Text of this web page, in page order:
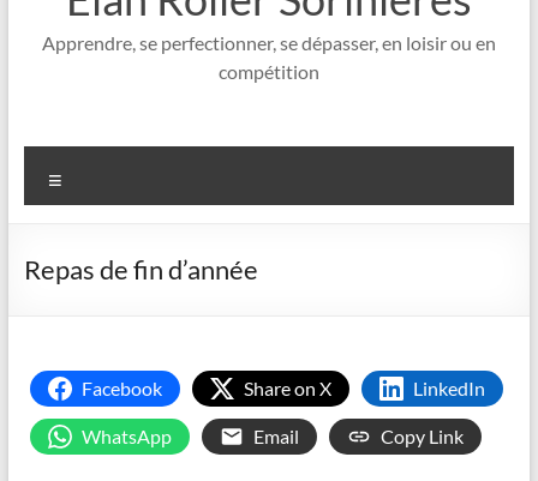
Apprendre, se perfectionner, se dépasser, en loisir ou en
compétition
Repas de fin d’année
Facebook Share on X LinkedIn
WhatsApp Email Copy Link